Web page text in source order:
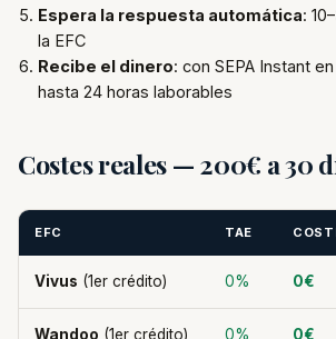
Espera la respuesta automática:
la EFC
Recibe el dinero: con SEPA Instant
hasta 24 horas laborables
Costes reales — 200€ a 30
EFC TAE
Vivus (1er crédito) 0% 0€
Wandoo (1er crédito) 0% 0€